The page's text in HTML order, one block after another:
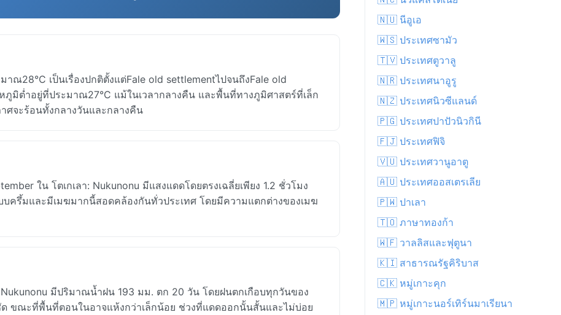
ณ28°C เป็นเรื่องปกติตั้งแต่Fale old settlementไปจนถึงFale old
ต่ำอยู่ที่ประมาณ27°C แม้ในเวลากลางคืน และพื้นที่ทางภูมิศาสตร์ที่เล็ก
ศจะร้อนทั้งกลางวันและกลางคืน
ใน โตเกเลา: Nukunonu มีแสงแดดโดยตรงเฉลี่ยเพียง 1.2 ชั่วโมง
ครึ้มและมีเมฆมากนี้สอดคล้องกันทั่วประเทศ โดยมีความแตกต่างของเมฆ
มีปริมาณน้ำฝน 193 มม. ตก 20 วัน โดยฝนตกเกือบทุกวันของ
ขณะที่พื้นที่ตอนในอาจแห้งกว่าเล็กน้อย ช่วงที่แดดออกนั้นสั้นและไม่บ่อย
🇳🇺 นีอูเอ
🇼🇸 ประเทศซามัว
🇹🇻 ประเทศตูวาลู
🇳🇷 ประเทศนาอูรู
🇳🇿 ประเทศนิวซีแลนด์
🇵🇬 ประเทศปาปัวนิวกินี
🇫🇯 ประเทศฟิจิ
🇻🇺 ประเทศวานูอาตู
🇦🇺 ประเทศออสเตรเลีย
🇵🇼 ปาเลา
🇹🇴 ภาษาทองก้า
🇼🇫 วาลลิสและฟุตูนา
🇰🇮 สาธารณรัฐคิริบาส
🇨🇰 หมู่เกาะคุก
🇲🇵 หมู่เกาะนอร์เทิร์นมาเรียนา